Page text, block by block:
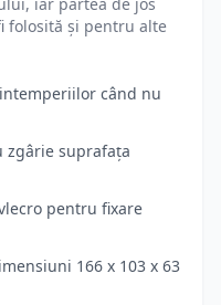
folosită și pentru alte
când nu
zgârie suprafața
pentru fixare
166 x 103 x 63